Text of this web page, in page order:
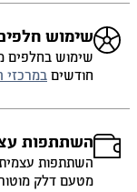
שימוש חלפים
חודשיםבמרכזי
השתתפות
השתתפות עצמית
מטעם דלק